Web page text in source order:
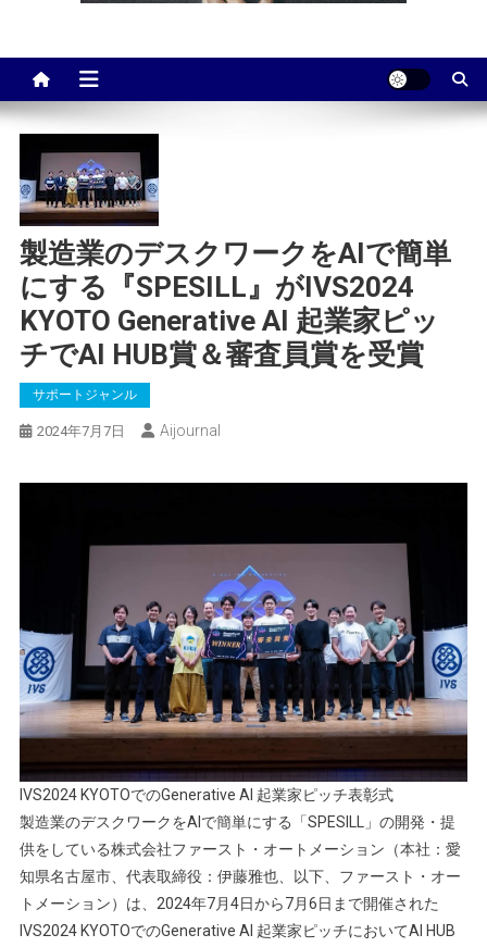
製造業のデスクワークをAIで簡単
にする『SPESILL』がIVS2024
KYOTO Generative AI 起業家ピッ
チでAI HUB賞＆審査員賞を受賞
サポートジャンル
2024年7月7日 Aijournal
IVS2024 KYOTOでのGenerative AI 起業家ピッチ表彰式
製造業のデスクワークをAIで簡単にする「SPESILL」の開発・提
供をしている株式会社ファースト・オートメーション（本社：愛
知県名古屋市、代表取締役：伊藤雅也、以下、ファースト・オー
トメーション）は、2024年7月4日から7月6日まで開催された
IVS2024 KYOTOでのGenerative AI 起業家ピッチにおいてAI HUB